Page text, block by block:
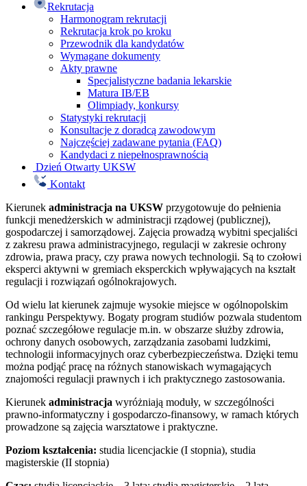
Rekrutacja
Harmonogram rekrutacji
Rekrutacja krok po kroku
Przewodnik dla kandydatów
Wymagane dokumenty
Akty prawne
Specjalistyczne badania lekarskie
Matura IB/EB
Olimpiady, konkursy
Statystyki rekrutacji
Konsultacje z doradcą zawodowym
Najczęściej zadawane pytania (FAQ)
Kandydaci z niepełnosprawnością
Dzień Otwarty UKSW
Kontakt
Kierunek administracja na UKSW przygotowuje do pełnienia
funkcji menedżerskich w administracji rządowej (publicznej),
gospodarczej i samorządowej. Zajęcia prowadzą wybitni specjaliści
z zakresu prawa administracyjnego, regulacji w zakresie ochrony
zdrowia, prawa pracy, czy prawa nowych technologii. Są to czołowi
eksperci aktywni w gremiach eksperckich wpływających na kształt
regulacji i rozwiązań ogólnokrajowych.
Od wielu lat kierunek zajmuje wysokie miejsce w ogólnopolskim
rankingu Perspektywy. Bogaty program studiów pozwala studentom
poznać szczegółowe regulacje m.in. w obszarze służby zdrowia,
ochrony danych osobowych, zarządzania zasobami ludzkimi,
technologii informacyjnych oraz cyberbezpieczeństwa. Dzięki temu
można podjąć pracę na różnych stanowiskach wymagających
znajomości regulacji prawnych i ich praktycznego zastosowania.
Kierunek administracja wyróżniają moduły, w szczególności
prawno-informatyczny i gospodarczo-finansowy, w ramach których
prowadzone są zajęcia warsztatowe i praktyczne.
Poziom kształcenia: studia licencjackie (I stopnia), studia
magisterskie (II stopnia)